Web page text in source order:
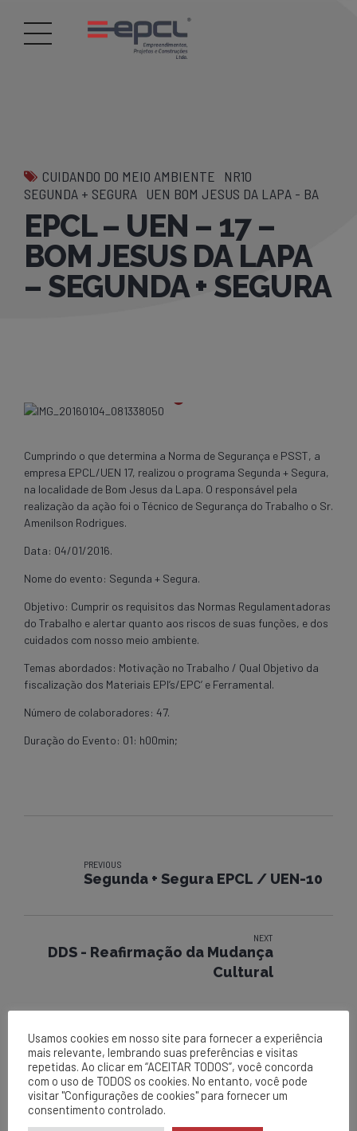
CUIDANDO DO MEIO AMBIENTE
NR10
SEGUNDA + SEGURA UEN BOM JESUS DA LAPA - BA
EPCL – UEN – 17 –
BOM JESUS DA LAPA
– SEGUNDA + SEGURA
Cumprindo o que determina a Norma de Segurança e PSST, a
empresa EPCL/UEN 17, realizou o programa Segunda + Segura,
na localidade de Bom Jesus da Lapa. O responsável pela
realização da ação foi o Técnico de Segurança do Trabalho o Sr.
Amenilson Rodrigues.
Data: 04/01/2016.
Nome do evento: Segunda + Segura.
Objetivo: Cumprir os requisitos das Normas Regulamentadoras
do Trabalho e alertar quanto aos riscos de suas funções, e dos
cuidados com nosso meio ambiente.
Temas abordados: Motivação no Trabalho / Qual Objetivo da
fiscalização dos Materiais EPI’s/EPC’ e Ferramental.
Número de colaboradores: 47.
Duração do Evento: 01: h00min;
PREVIOUS
Segunda + Segura EPCL / UEN-10
NEXT
DDS - Reafirmação da Mudança
Cultural
Usamos cookies em nosso site para fornecer a experiência
mais relevante, lembrando suas preferências e visitas
repetidas. Ao clicar em “ACEITAR TODOS”, você concorda
com o uso de TODOS os cookies. No entanto, você pode
visitar "Configurações de cookies" para fornecer um
consentimento controlado.